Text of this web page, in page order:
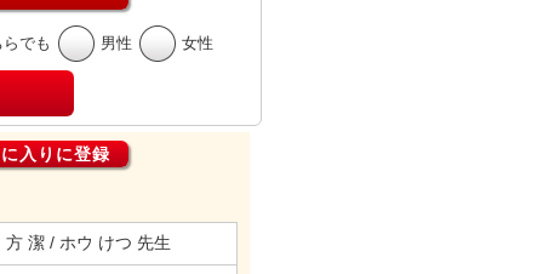
でも 男性 女性
入りに登録
潔 / ホウ けつ 先生